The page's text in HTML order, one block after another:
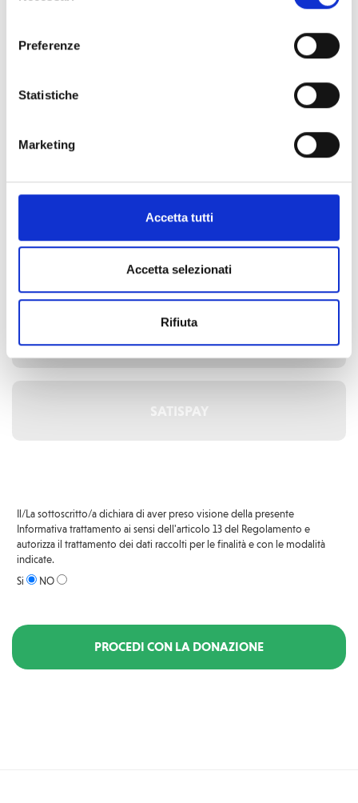
Preferenze
Statistiche
Marketing
Accetta tutti
Accetta selezionati
Rifiuta
Metodi di pagamento
CARTA DI CREDITO
SATISPAY
Il/La sottoscritto/a dichiara di aver preso visione della presente
Informativa trattamento ai sensi dell'articolo 13 del Regolamento e
autorizza il trattamento dei dati raccolti per le finalità e con le modalità
indicate.
Si
NO
PROCEDI CON LA DONAZIONE